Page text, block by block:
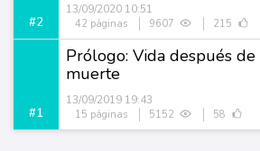
#2
13/09/2020 10:51
42 páginas 9607 215
#1
Prólogo: Vida después de
muerte
13/09/2019 19:43
15 páginas 5152 58